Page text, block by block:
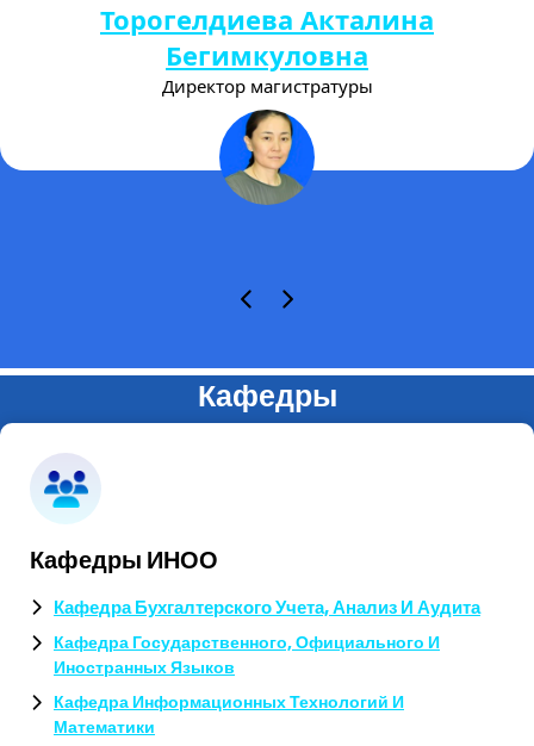
Торогелдиева Акталина
Бегимкуловна
Директор магистратуры
Кафедры
Кафедры ИНОО
Кафедра Бухгалтерского Учета, Анализ И Аудита
Кафедра Государственного, Официального И
Иностранных Языков
Кафедра Информационных Технологий И
Математики